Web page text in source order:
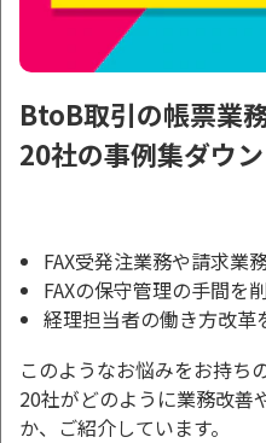
BtoB取引の帳票業
20社の事例集ダウ
FAX受発注業務や請求業
FAXの保守管理の手間を
経理担当者の働き方改革
このようなお悩みをお持ち
20社がどのように業務改善
か、ご紹介しています。